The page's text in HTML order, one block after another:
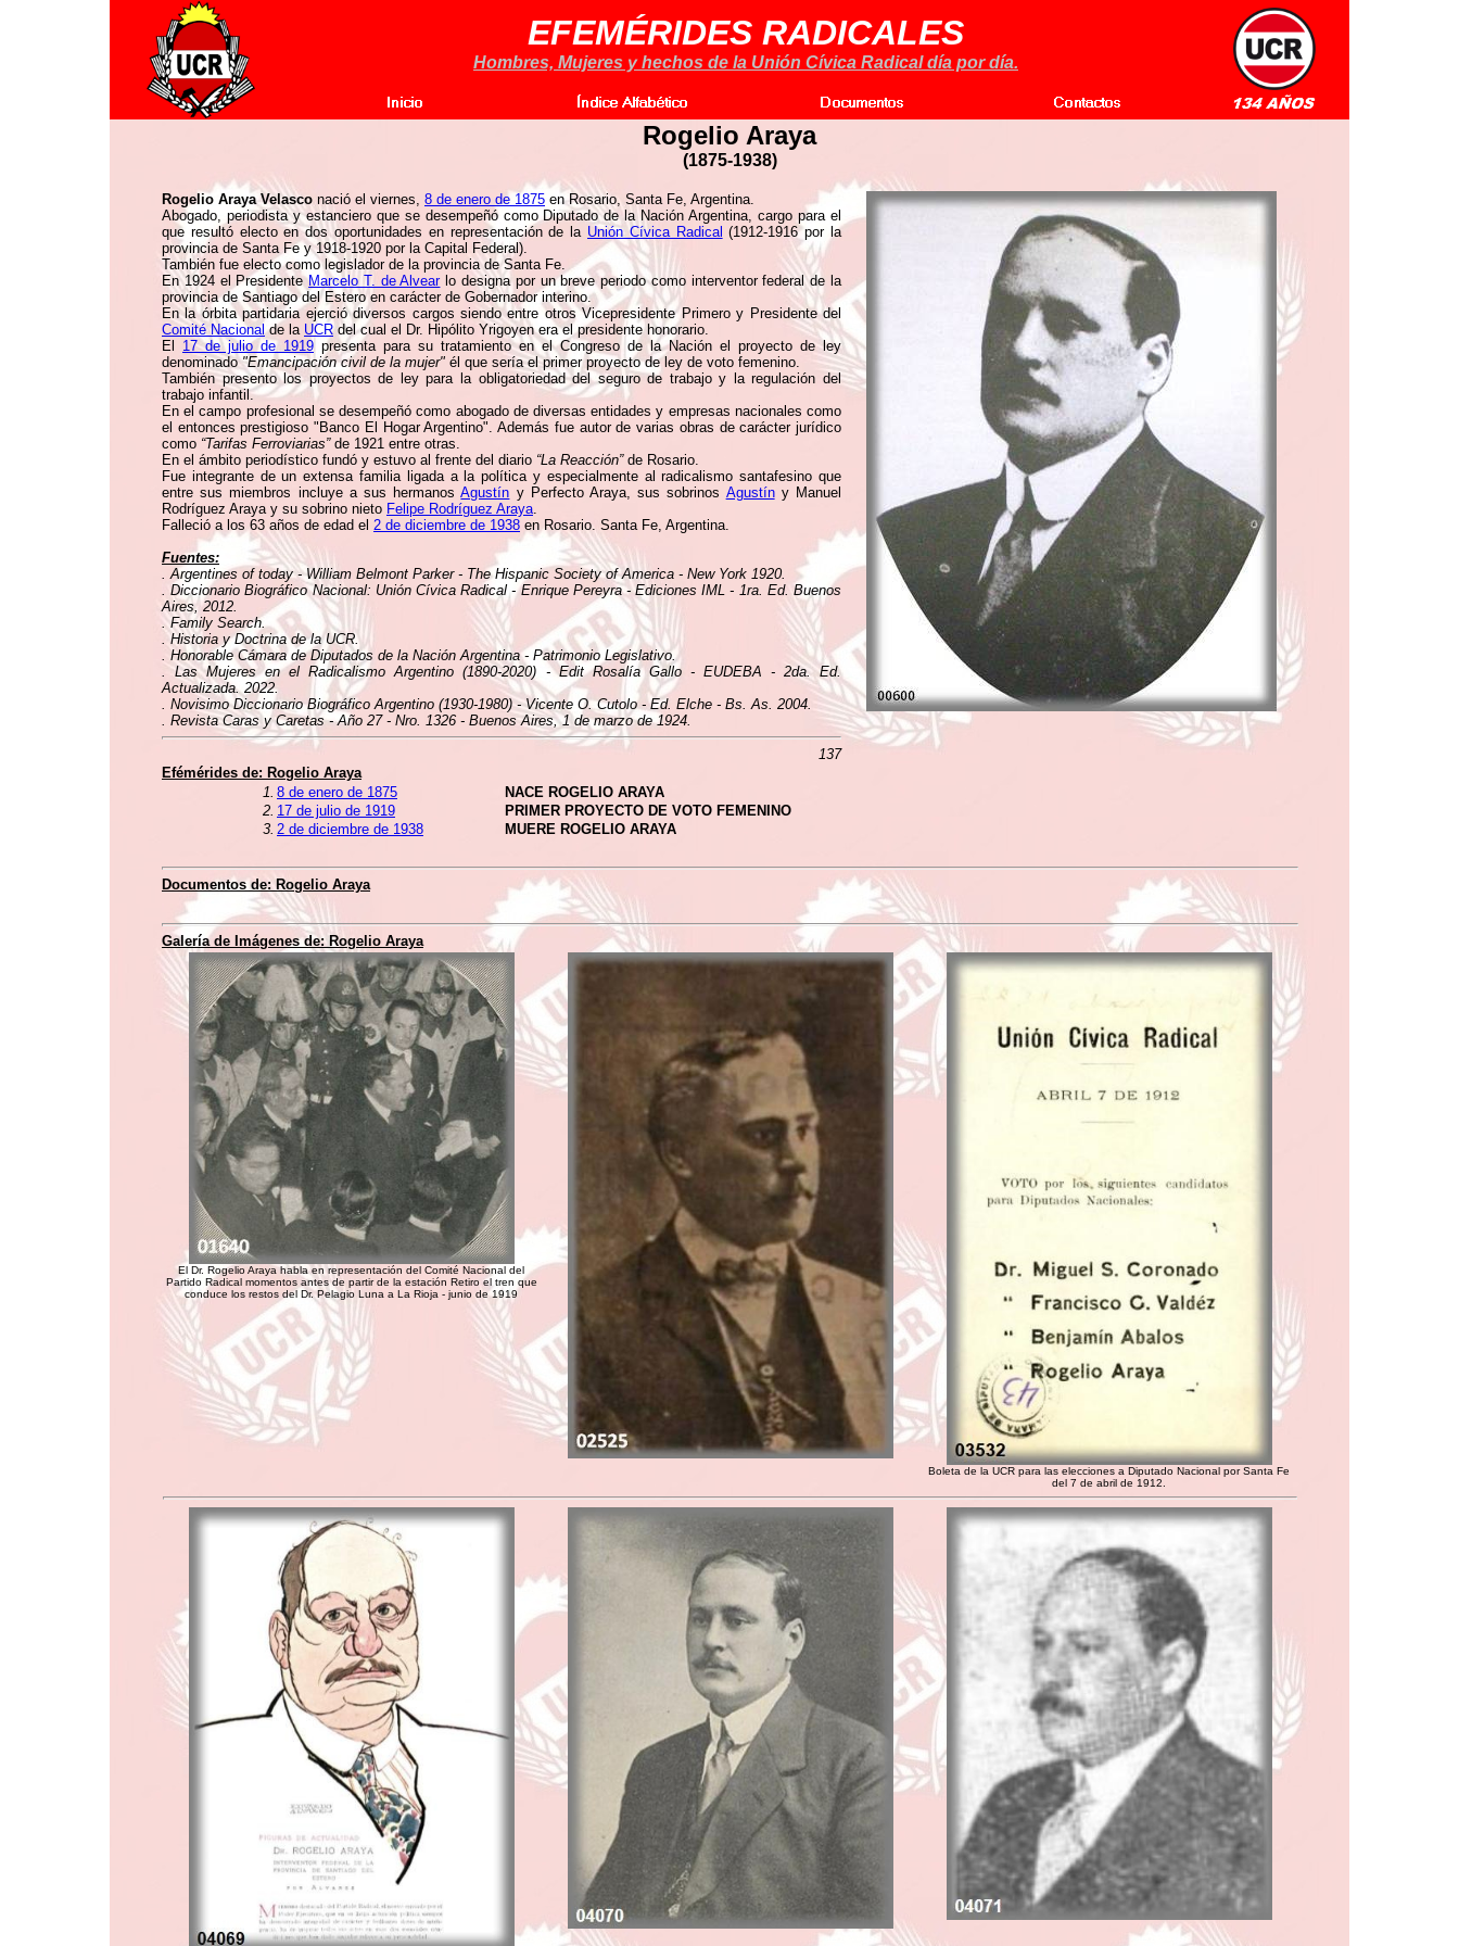
EFEMÉRIDES RADICALES
Hombres, Mujeres y hechos de la Unión Cívica Radical día por día.
Rogelio Araya
(1875-1938)
Rogelio Araya Velasco nació el viernes, 8 de enero de 1875 en Rosario, Santa Fe, Argentina.
Abogado, periodista y estanciero que se desempeñó como Diputado de la Nación Argentina, cargo para el
que resultó electo en dos oportunidades en representación de la Unión Cívica Radical (1912-1916 por la
provincia de Santa Fe y 1918-1920 por la Capital Federal).
También fue electo como legislador de la provincia de Santa Fe.
En 1924 el PresidenteMarcelo T. de Alvearlo designa por un breve periodo como interventor federal de la
provincia de Santiago del Estero en carácter de Gobernador interino.
En la órbita partidaria ejerció diversos cargos siendo entre otros Vicepresidente Primero y Presidente del
Comité Nacionalde la UCRdel cual el Dr. Hipólito Yrigoyen era el presidente honorario.
El 17 de julio de 1919 presenta para su tratamiento en el Congreso de la Nación el proyecto de ley
denominado"Emancipación civil de la mujer" él que sería el primer proyecto de ley de voto femenino.
También presento los proyectos de ley para la obligatoriedad del seguro de trabajo y la regulación del
trabajo infantil.
En el campo profesional se desempeñó como abogado de diversas entidades y empresas nacionales como
el entonces prestigioso "Banco El Hogar Argentino". Además fue autor de varias obras de carácter jurídico
como “Tarifas Ferroviarias”de 1921 entre otras.
En el ámbito periodístico fundó y estuvo al frente del diario “La Reacción”de Rosario.
Fue integrante de un extensa familia ligada a la política y especialmente al radicalismo santafesino que
entre sus miembros incluye a sus hermanosAgustín y Perfecto Araya, sus sobrinos Agustíny Manuel
Rodríguez Araya y su sobrino nieto Felipe Rodríguez Araya.
Falleció a los 63 años de edad el 2 de diciembre de 1938 en Rosario. Santa Fe, Argentina.
Fuentes:
. Argentines of today - William Belmont Parker - The Hispanic Society of America - New York 1920.
. Diccionario Biográfico Nacional: Unión Cívica Radical - Enrique Pereyra - Ediciones IML - 1ra. Ed. Buenos
Aires, 2012.
. Family Search.
. Historia y Doctrina de la UCR.
. Honorable Cámara de Diputados de la Nación Argentina - Patrimonio Legislativo.
. Las Mujeres en el Radicalismo Argentino (1890-2020) - Edit Rosalía Gallo - EUDEBA - 2da. Ed.
Actualizada. 2022.
. Novisimo Diccionario Biográfico Argentino (1930-1980) - Vicente O. Cutolo - Ed. Elche - Bs. As. 2004.
. Revista Caras y Caretas - Año 27 - Nro. 1326 - Buenos Aires, 1 de marzo de 1924.
137
Efémérides de: Rogelio Araya
1. 8 de enero de 1875
NACE ROGELIO ARAYA
2. 17 de julio de 1919
PRIMER PROYECTO DE VOTO FEMENINO
3. 2 de diciembre de 1938 MUERE ROGELIO ARAYA
Documentos de: Rogelio Araya
Galería de Imágenes de: Rogelio Araya
El Dr. Rogelio Araya habla en representación del Comité Nacional del
Partido Radical momentos antes de partir de la estación Retiro el tren que
conduce los restos del Dr. Pelagio Luna a La Rioja - junio de 1919
Boleta de la UCR para las elecciones a Diputado Nacional por Santa Fe
del 7 de abril de 1912.